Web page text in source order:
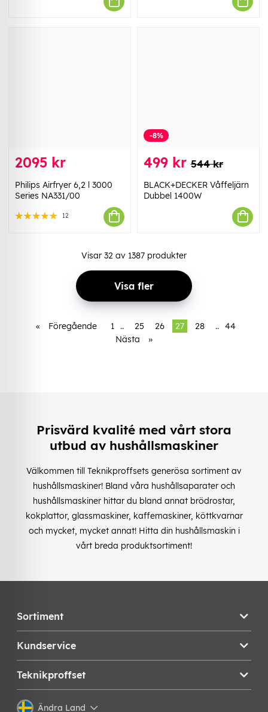
2095 kr
Philips Airfryer 6,2 l 3000
Series NA331/00
12
-8%
499 kr 544 kr
BLACK+DECKER Våffeljärn
Dubbel 1400W
Visar 32 av 1387 produkter
Visa fler
« Föregående 1 .. 25 26 27 28 .. 44
Nästa
»
Prisvärd kvalité med vårt stora
utbud av hushållsmaskiner
Välkommen till Teknikproffsets generösa sortiment av
hushållsmaskiner! Bland våra hushållsaparater och
hushållsmaskiner hittar du bland annat brödrostar,
kokplattor, glassmaskiner, kaffemaskiner, köttkvarnar
och mycket, mycket annat! Hitta din hushållsmaskin i
vårt breda produktsortiment!
Sortiment
Kundservice
Teknikproffset
Ändra Land